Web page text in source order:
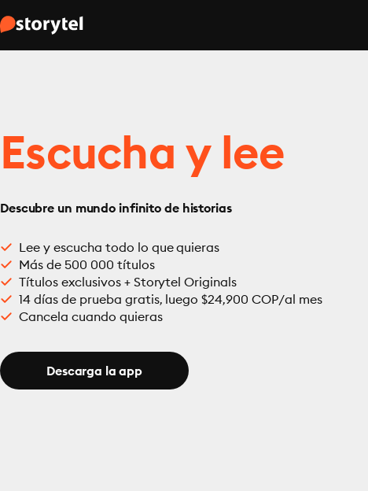
Escucha y lee
Descubre un mundo infinito de historias
Lee y escucha todo lo que quieras
Más de 500 000 títulos
Títulos exclusivos + Storytel Originals
14 días de prueba gratis, luego $24,900 COP/al mes
Cancela cuando quieras
Descarga la app